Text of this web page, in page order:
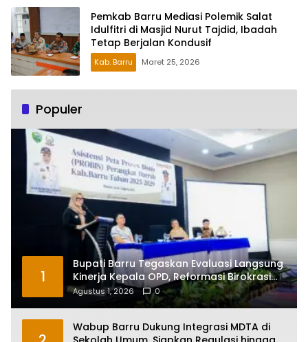
Pemkab Barru Mediasi Polemik Salat
Idulfitri di Masjid Nurut Tajdid, Ibadah
Tetap Berjalan Kondusif
Kab. Barru Maret 25, 2026
Populer
1
Bupati Barru Tegaskan Evaluasi Langsung
Kinerja Kepala OPD, Reformasi Birokrasi
Jadi Prioritas
Agustus 1, 2026 0
Wabup Barru Dukung Integrasi MDTA di